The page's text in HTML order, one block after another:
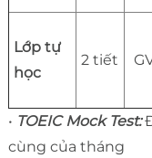
Lớp tự
học
2 tiết
• TOEIC Mock Test:
cùng của tháng